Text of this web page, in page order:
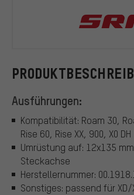
Ausführungen:
Kompatibilität: Roam 30,
Rise 60, Rise XX, 900, X0 DH
Umrüstung auf: 12x135
Steckachse
Herstellernummer:
Sonstiges: passend für XD/